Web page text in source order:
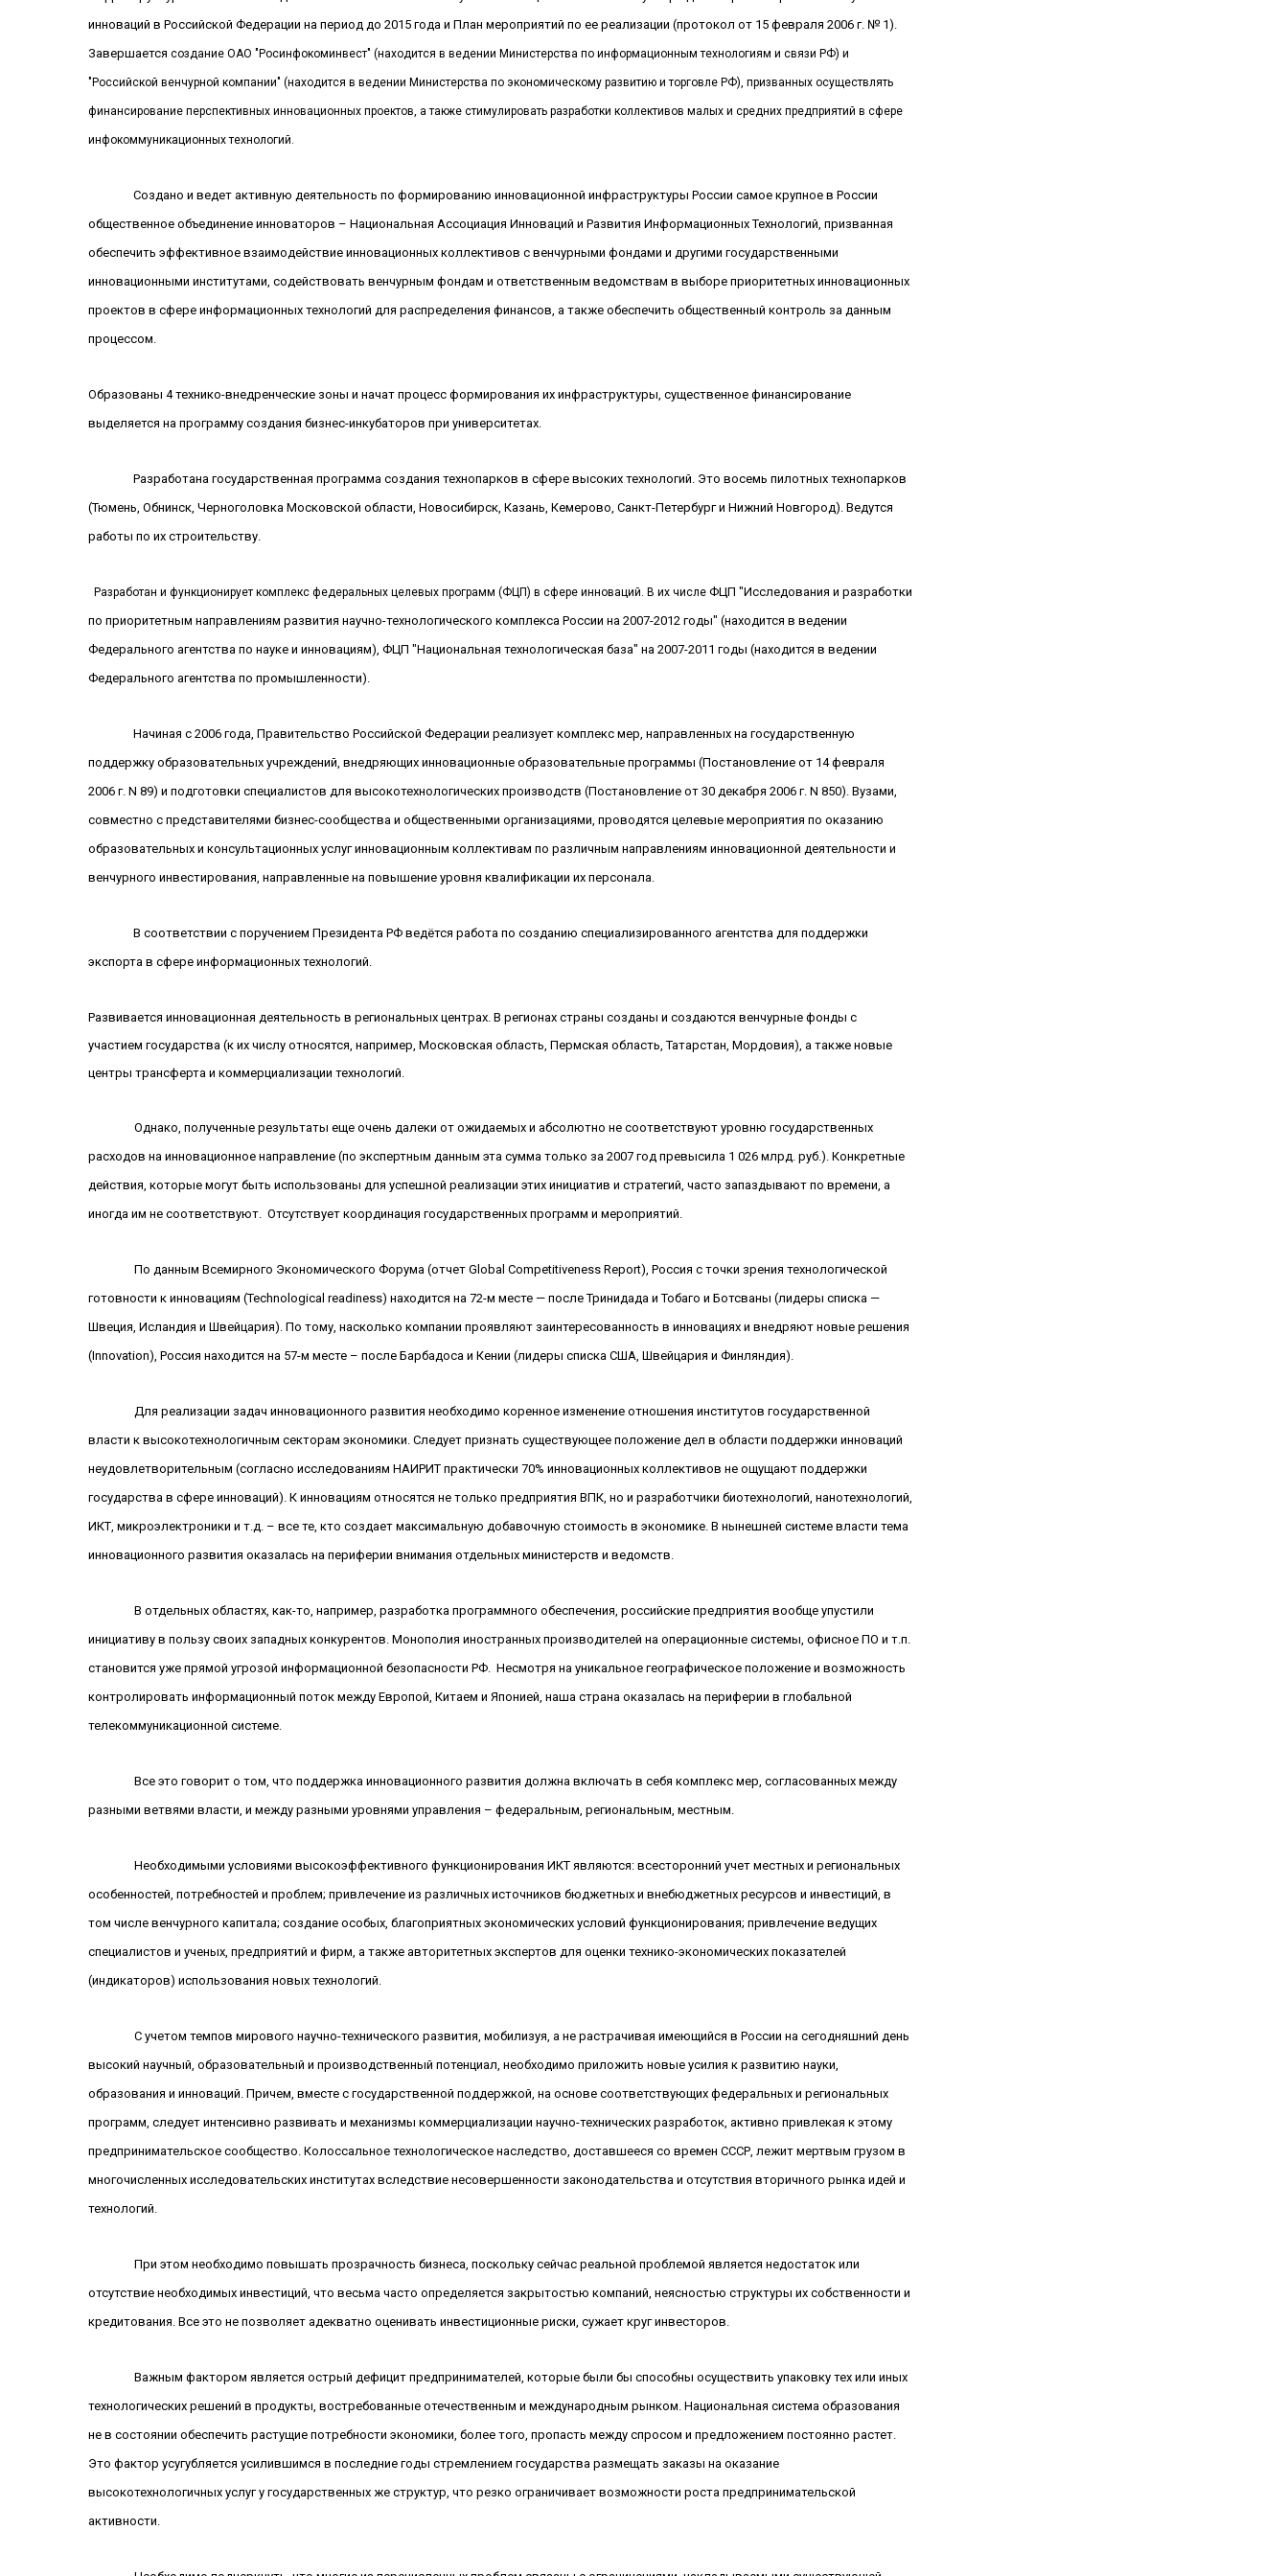
инноваций в Российской Федерации на период до 2015 года и План мероприятий по ее реализации (протокол от 15 февраля 2006 г. № 1).
Завершается создание ОАО "Росинфокоминвест" (находится в ведении Министерства по информационным технологиям и связи РФ) и
"Российской венчурной компании" (находится в ведении Министерства по экономическому развитию и торговле РФ), призванных осуществлять
финансирование перспективных инновационных проектов, а также стимулировать разработки коллективов малых и средних предприятий в сфере
инфокоммуникационных технологий.
Создано и ведет активную деятельность по формированию инновационной инфраструктуры России самое крупное в России
общественное объединение инноваторов – Национальная Ассоциация Инноваций и Развития Информационных Технологий, призванная
обеспечить эффективное взаимодействие инновационных коллективов с венчурными фондами и другими государственными
инновационными институтами, содействовать венчурным фондам и ответственным ведомствам в выборе приоритетных инновационных
проектов в сфере информационных технологий для распределения финансов, а также обеспечить общественный контроль за данным
процессом.
Образованы 4 технико-внедренческие зоны и начат процесс формирования их инфраструктуры, существенное финансирование
выделяется на программу создания бизнес-инкубаторов при университетах.
Разработана государственная программа создания технопарков в сфере высоких технологий. Это восемь пилотных технопарков
(Тюмень, Обнинск, Черноголовка Московской области, Новосибирск, Казань, Кемерово, Санкт-Петербурги Нижний Новгород). Ведутся
работы по их строительству.
Разработан и функционирует комплекс федеральных целевых программ (ФЦП) в сфере инноваций. В их числе ФЦП "Исследования и разработки
по приоритетным направлениям развития научно-технологического комплекса России на 2007-2012 годы" (находится в ведении
Федерального агентства по науке и инновациям), ФЦП "Национальная технологическая база" на 2007-2011 годы (находится в ведении
Федерального агентства по промышленности).
Начиная с 2006 года, Правительство Российской Федерации реализует комплекс мер, направленных на государственную
поддержку образовательных учреждений, внедряющих инновационные образовательные программы (Постановление от 14 февраля
2006 г. N 89) и подготовки специалистов для высокотехнологических производств (Постановление от 30 декабря 2006 г. N 850). Вузами,
совместно с представителями бизнес-сообщества и общественными организациями, проводятся целевые мероприятия по оказанию
образовательных и консультационных услуг инновационным коллективам по различным направлениям инновационной деятельности и
венчурного инвестирования, направленные на повышение уровня квалификации их персонала.
В соответствии с поручением Президента РФ ведётся работа по созданию специализированного агентства для поддержки
экспорта в сфере информационных технологий.
Развивается инновационная деятельность в региональных центрах. В регионах страны созданы и создаются венчурные фонды с
участием государства (к их числу относятся, например, Московская область, Пермская область, Татарстан, Мордовия), а также новые
центры трансферта и коммерциализации технологий.
Однако, полученные результаты еще очень далеки от ожидаемых и абсолютно не соответствуют уровню государственных
расходов на инновационное направление (по экспертным данным эта сумма только за 2007 год превысила 1 026 млрд. руб.). Конкретные
действия, которые могут быть использованы для успешной реализации этих инициатив и стратегий, часто запаздывают по времени, а
иногда им не соответствуют. Отсутствует координация государственных программ и мероприятий.
По данным Всемирного Экономического Форума (отчет Global Competitiveness Report), Россия с точки зрения технологической
готовности к инновациям (Technological readiness) находится на 72-м месте — после Тринидада и Тобаго и Ботсваны (лидеры списка —
Швеция, Исландия и Швейцария). По тому, насколько компании проявляют заинтересованность в инновациях и внедряют новые решения
(Innovation), Россия находится на 57-м месте – после Барбадоса и Кении (лидеры списка США, Швейцария и Финляндия).
Для реализации задач инновационного развития необходимо коренное изменение отношения институтов государственной
власти к высокотехнологичным секторам экономики. Следует признать существующее положение дел в области поддержки инноваций
неудовлетворительным (согласно исследованиям НАИРИТ практически 70% инновационных коллективов не ощущают поддержки
государства в сфере инноваций). К инновациям относятся не только предприятия ВПК, но и разработчики биотехнологий, нанотехнологий,
ИКТ, микроэлектроники и т.д. – все те, кто создает максимальную добавочную стоимость в экономике. В нынешней системе власти тема
инновационного развития оказалась на периферии внимания отдельных министерств и ведомств.
В отдельных областях, как-то, например, разработка программного обеспечения, российские предприятия вообще упустили
инициативу в пользу своих западных конкурентов. Монополия иностранных производителей на операционные системы, офисное ПО и т.п.
становится уже прямой угрозой информационной безопасности РФ. Несмотря на уникальное географическое положение и возможность
контролировать информационный поток между Европой, Китаем и Японией, наша страна оказалась на периферии в глобальной
телекоммуникационной системе.
Все это говорит о том, что поддержка инновационного развития должна включать в себя комплекс мер, согласованных между
разными ветвями власти, и между разными уровнями управления – федеральным, региональным, местным.
Необходимыми условиями высокоэффективного функционирования ИКТ являются: всесторонний учет местных и региональных
особенностей, потребностей и проблем; привлечение из различных источников бюджетных и внебюджетных ресурсов и инвестиций, в
том числе венчурного капитала; создание особых, благоприятных экономических условий функционирования; привлечение ведущих
специалистов и ученых, предприятий и фирм, а также авторитетных экспертов для оценки технико-экономических показателей
(индикаторов) использования новых технологий.
С учетом темпов мирового научно-технического развития, мобилизуя, а не растрачивая имеющийся в России на сегодняшний день
высокий научный, образовательный и производственный потенциал, необходимо приложить новые усилия к развитию науки,
образования и инноваций. Причем, вместе с государственной поддержкой, на основе соответствующих федеральных и региональных
программ, следует интенсивно развивать и механизмы коммерциализации научно-технических разработок, активно привлекая к этому
предпринимательское сообщество. Колоссальное технологическое наследство, доставшееся со времен СССР, лежит мертвым грузом в
многочисленных исследовательских институтах вследствие несовершенности законодательства и отсутствия вторичного рынка идей и
технологий.
При этом необходимо повышать прозрачность бизнеса, поскольку сейчас реальной проблемой является недостаток или
отсутствие необходимых инвестиций, что весьма часто определяется закрытостью компаний, неясностью структуры их собственности и
кредитования. Все это не позволяет адекватно оценивать инвестиционные риски, сужает круг инвесторов.
Важным фактором является острый дефицит предпринимателей, которые были бы способны осуществить упаковку тех или иных
технологических решений в продукты, востребованные отечественным и международным рынком. Национальная система образования
не в состоянии обеспечить растущие потребности экономики, более того, пропасть между спросом и предложением постоянно растет.
Это фактор усугубляется усилившимся в последние годы стремлением государства размещать заказы на оказание
высокотехнологичных услуг у государственных же структур, что резко ограничивает возможности роста предпринимательской
активности.